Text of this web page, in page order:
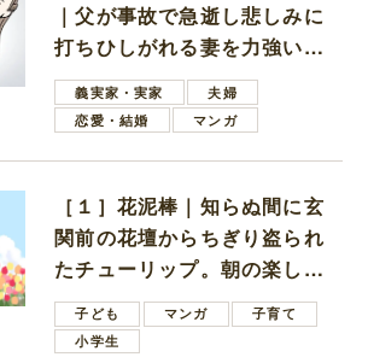
｜父が事故で急逝し悲しみに
打ちひしがれる妻を力強い言
葉で励ます夫
義実家・実家
夫婦
恋愛・結婚
マンガ
［１］花泥棒｜知らぬ間に玄
関前の花壇からちぎり盗られ
たチューリップ。朝の楽しみ
を奪われたショックは大きい
子ども マンガ
子育て
小学生